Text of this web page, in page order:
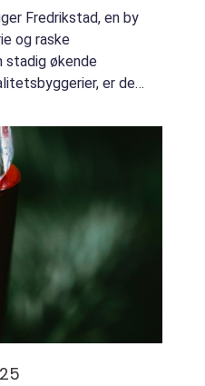
Fredrikstad, en by
og raske
stadig økende
er det